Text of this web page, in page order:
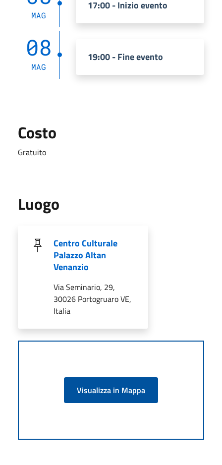
MAG
17:00 - Inizio evento
08
MAG
19:00 - Fine evento
Costo
Gratuito
Luogo
Centro Culturale
Palazzo Altan
Venanzio
Via Seminario, 29,
30026 Portogruaro VE,
Italia
Visualizza in Mappa